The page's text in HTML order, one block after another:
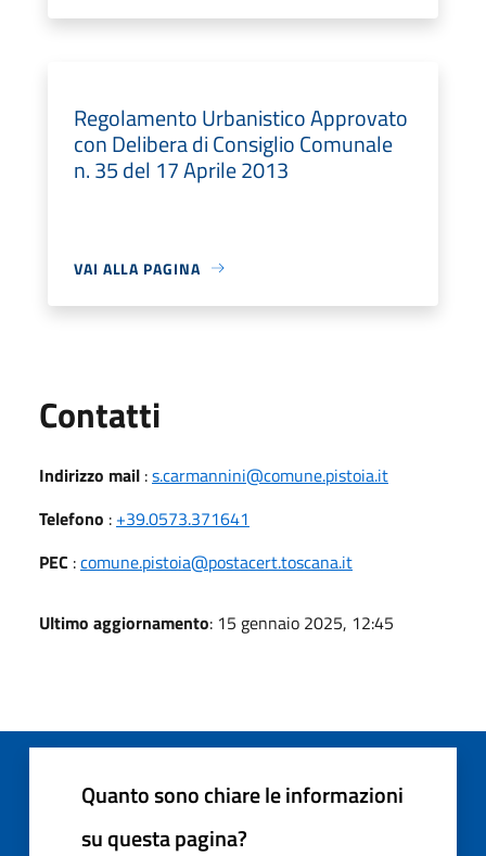
Regolamento Urbanistico Approvato
con Delibera di Consiglio Comunale
n. 35 del 17 Aprile 2013
VAI ALLA PAGINA
Contatti
Indirizzo mail :s.carmannini@comune.pistoia.it
Telefono : +39.0573.371641
PEC :comune.pistoia@postacert.toscana.it
Ultimo aggiornamento: 15 gennaio 2025, 12:45
Quanto sono chiare le informazioni
su questa pagina?